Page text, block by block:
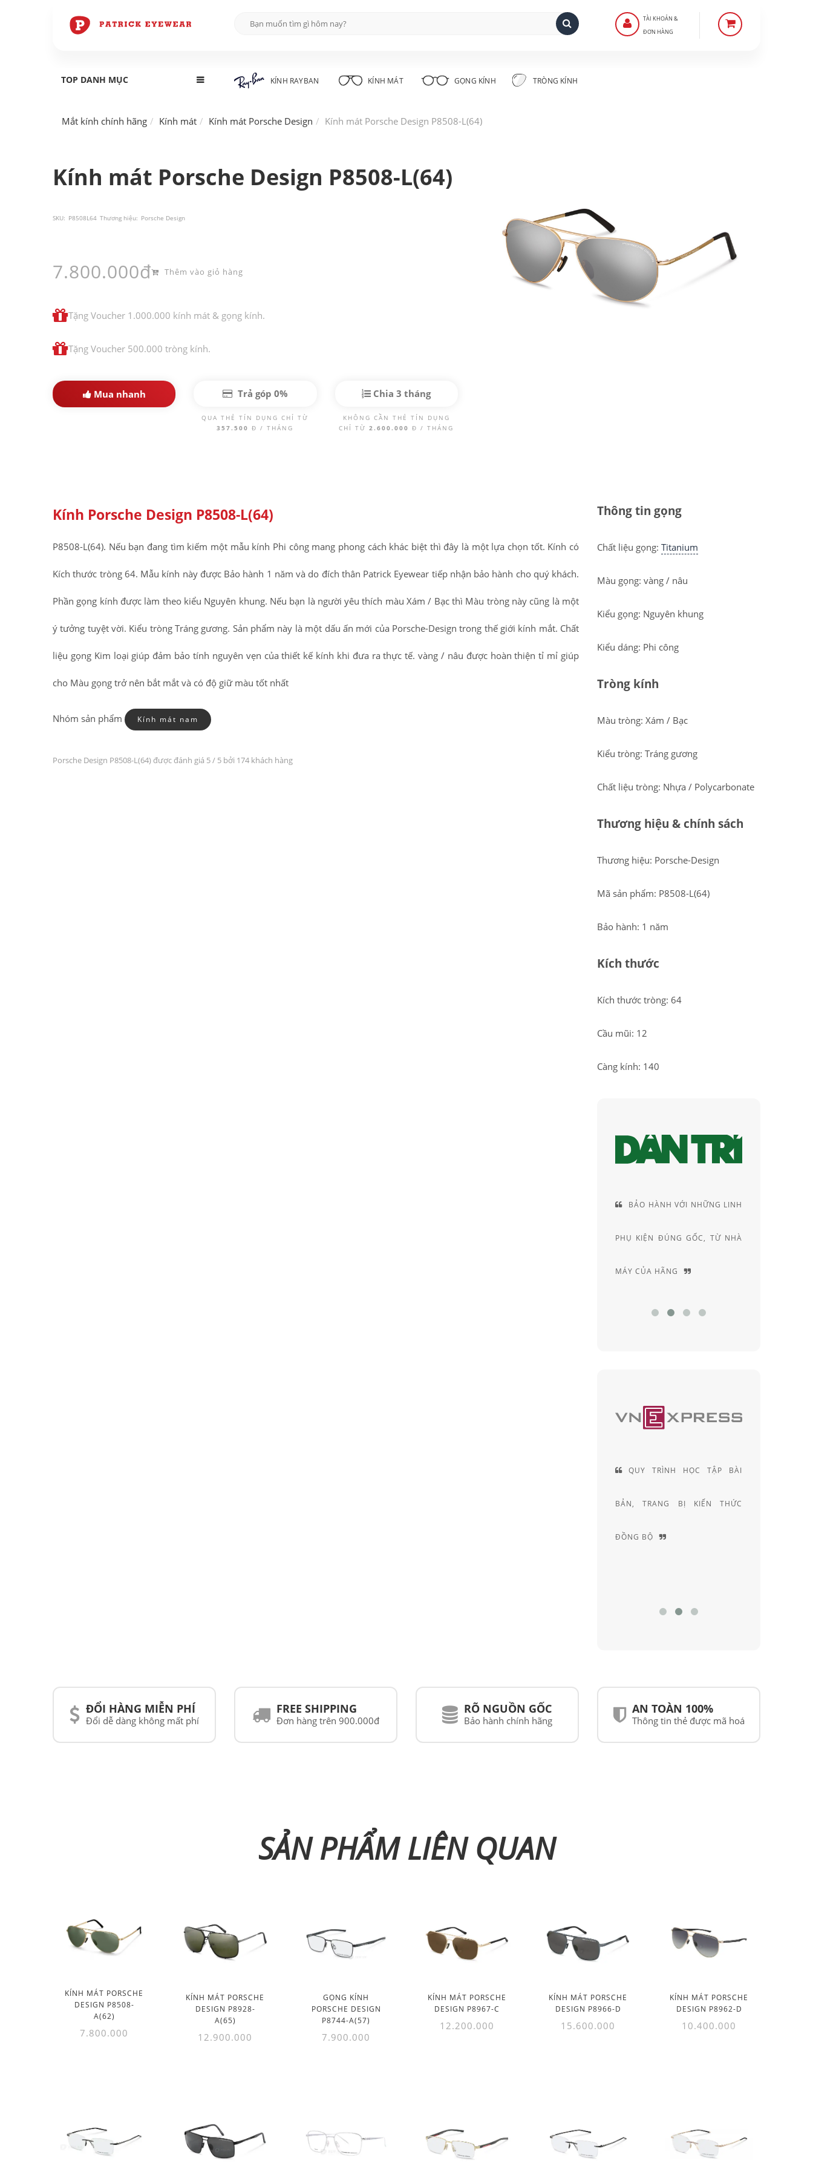
TÀI KHOẢN &
ĐƠN HÀNG
TOP DANH MỤC KÍNH RAYBAN KÍNH MÁT GỌNG KÍNH TRÒNG KÍNH
Mắt kính chính hãng Kính mát Kính mát Porsche Design Kính mát Porsche Design P8508-L(64)
Kính mát Porsche Design P8508-L(64)
SKU: P8508L64 Thương hiệu: Porsche Design
7.800.000đ Thêm vào giỏ hàng
Tặng Voucher 1.000.000 kính mát & gọng kính.
Tặng Voucher 500.000 tròng kính.
Mua nhanh Trả góp 0%
QUA THẺ TÍN DỤNG CHỈ TỪ
357.500Đ / THÁNG
Chia 3 tháng
KHÔNG CẦN THẺ TÍN DỤNG
CHỈ TỪ2.600.000Đ / THÁNG
Kính Porsche Design P8508-L(64)
P8508-L(64). Nếu bạn đang tìm kiếm một mẫu kính Phi công mang phong cách khác biệt thì đây là một lựa chọn tốt. Kính có
Kích thước tròng 64. Mẫu kính này được Bảo hành 1 năm và do đích thân Patrick Eyewear tiếp nhận bảo hành cho quý khách.
Phần gọng kính được làm theo kiểu Nguyên khung. Nếu bạn là người yêu thích màu Xám / Bạc thì Màu tròng này cũng là một
ý tưởng tuyệt vời. Kiểu tròng Tráng gương. Sản phẩm này là một dấu ấn mới của Porsche-Design trong thế giới kính mắt. Chất
liệu gọng Kim loại giúp đảm bảo tính nguyên vẹn của thiết kế kính khi đưa ra thực tế. vàng / nâu được hoàn thiện tỉ mỉ giúp
cho Màu gọng trở nên bắt mắt và có độ giữ màu tốt nhất
Nhóm sản phẩm Kính mát nam
Porsche Design P8508-L(64) được đánh giá 5/ 5 bởi 174 khách hàng
Thông tin gọng
Chất liệu gọng: Titanium
Màu gọng: vàng / nâu
Kiểu gọng: Nguyên khung
Kiểu dáng: Phi công
Tròng kính
Màu tròng: Xám / Bạc
Kiểu tròng: Tráng gương
Chất liệu tròng: Nhựa / Polycarbonate
Thương hiệu & chính sách
Thương hiệu: Porsche-Design
Mã sản phẩm: P8508-L(64)
Bảo hành: 1 năm
Kích thước
Kích thước tròng: 64
Cầu mũi: 12
Càng kính: 140
BẢO HÀNH VỚI NHỮNG LINH
PHỤ KIỆN ĐÚNG GỐC, TỪ NHÀ
MÁY CỦA HÃNG
QUY TRÌNH HỌC TẬP BÀI
BẢN, TRANG BỊ KIẾN THỨC
ĐỒNG BỘ
ĐỔI HÀNG MIỄN PHÍ
Đổi dễ dàng không mất phí
FREE SHIPPING
Đơn hàng trên 900.000đ
RÕ NGUỒN GỐC
Bảo hành chính hãng
AN TOÀN 100%
Thông tin thẻ được mã hoá
SẢN PHẨM LIÊN QUAN
KÍNH MÁT PORSCHE
DESIGN P8508-
A(62)
7.800.000
KÍNH MÁT PORSCHE
DESIGN P8928-
A(65)
12.900.000
GỌNG KÍNH
PORSCHE DESIGN
P8744-A(57)
7.900.000
KÍNH MÁT PORSCHE
DESIGN P8967-C
12.200.000
KÍNH MÁT PORSCHE
DESIGN P8966-D
15.600.000
KÍNH MÁT PORSCHE
DESIGN P8962-D
10.400.000